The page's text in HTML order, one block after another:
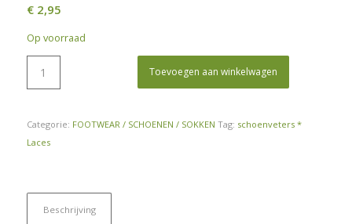
€2,95
Op voorraad
Toevoegen aan winkelwagen
Categorie: FOOTWEAR / SCHOENEN / SOKKEN Tag: schoenveters *
Laces
Beschrijving